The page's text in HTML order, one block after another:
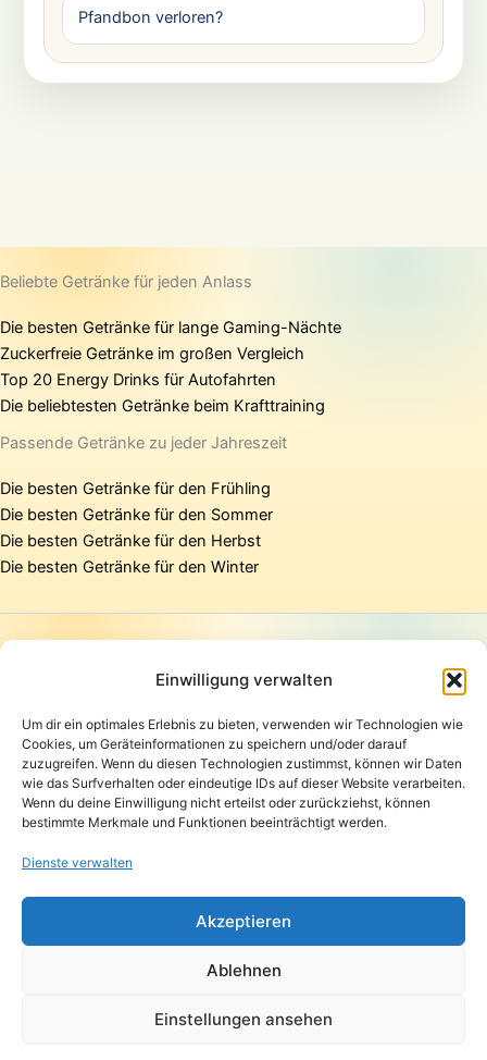
Einwilligung verwalten
Um dir ein optimales Erlebnis zu bieten, verwenden wir Technologien wie
Cookies, um Geräteinformationen zu speichern und/oder darauf
zuzugreifen. Wenn du diesen Technologien zustimmst, können wir Daten
wie das Surfverhalten oder eindeutige IDs auf dieser Website verarbeiten.
Wenn du deine Einwilligung nicht erteilst oder zurückziehst, können
bestimmte Merkmale und Funktionen beeinträchtigt werden.
Dienste verwalten
Akzeptieren
Ablehnen
Einstellungen ansehen
Pfandbon verloren?
Beliebte Getränke für jeden Anlass
Die besten Getränke für lange Gaming-Nächte
Zuckerfreie Getränke im großen Vergleich
Top 20 Energy Drinks für Autofahrten
Die beliebtesten Getränke beim Krafttraining
Passende Getränke zu jeder Jahreszeit
Die besten Getränke für den Frühling
Die besten Getränke für den Sommer
Die besten Getränke für den Herbst
Die besten Getränke für den Winter
Presse
Datenschutzerklärung
AGB
Widerrufsbelehrung
Versand und Lieferung
Zahlungsarten
Copyright © 2026 Pfandpirat | Präsentiert vonZimmermanns
Internet & PR-Beratung
Instagram